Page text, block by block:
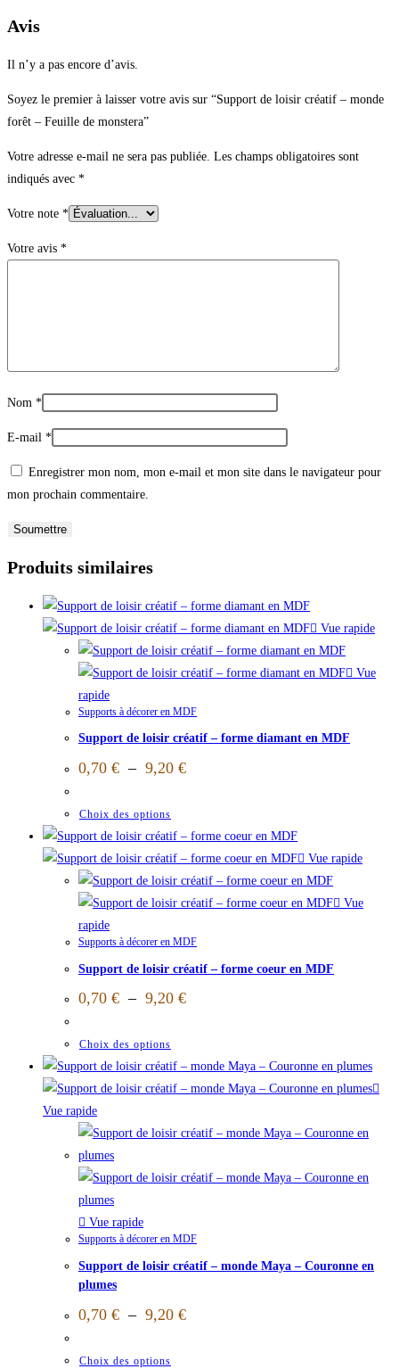
Avis
Il n’y a pas encore d’avis.
Soyez le premier à laisser votre avis sur “Support de loisir créatif – monde
forêt – Feuille de monstera”
Votre adresse e-mail ne sera pas publiée. Les champs obligatoires sont
indiqués avec *
Votre note *
Votre avis *
Nom *
E-mail *
Enregistrer mon nom, mon e-mail et mon site dans le navigateur pour
mon prochain commentaire.
Produits similaires
Vue rapide
Vue
rapide
Supports à décorer en MDF
Support de loisir créatif – forme diamant en MDF
0,70 € – 9,20 €
Choix des options
Vue rapide
Vue
rapide
Supports à décorer en MDF
Support de loisir créatif – forme coeur en MDF
0,70 € – 9,20 €
Choix des options
Vue rapide
Vue rapide
Supports à décorer en MDF
Support de loisir créatif – monde Maya – Couronne en
plumes
0,70 € – 9,20 €
Choix des options